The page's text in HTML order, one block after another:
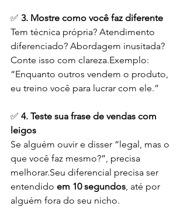
✅ 3. Mostre como você faz diferente
Tem técnica própria? Atendimento
diferenciado? Abordagem inusitada?
Conte isso com clareza.Exemplo:
“Enquanto outros vendem o produto,
eu treino você para lucrar com ele.”
✅ 4. Teste sua frase de vendas com
leigos
Se alguém ouvir e disser “legal, mas o
que você faz mesmo?”, precisa
melhorar.Seu diferencial precisa ser
entendido em 10 segundos, até por
alguém fora do seu nicho.